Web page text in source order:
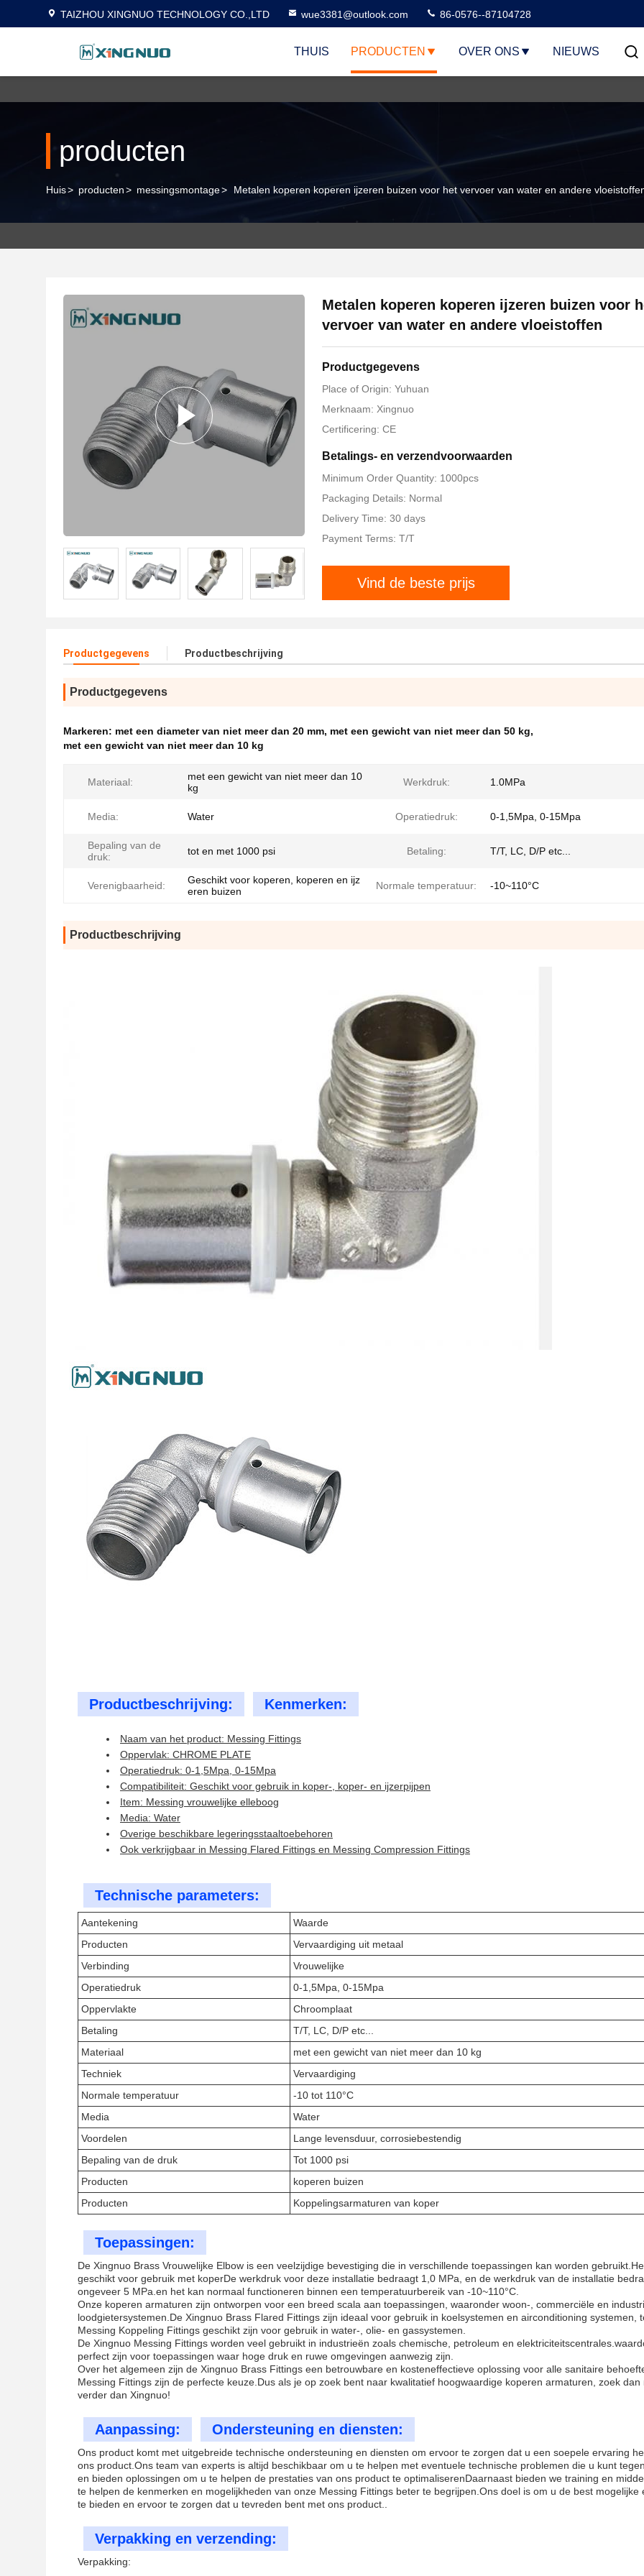
TAIZHOU XINGNUO TECHNOLOGY CO.,LTD wue3381@outlook.com 86-0576--87104728
THUIS PRODUCTEN OVER ONS NIEUWS
producten
Huis> producten> messingsmontage> Metalen koperen koperen ijzeren buizen voor het vervoer van water en andere
Metalen koperen koperen ijzeren buizen voor
vervoer van water en andere vloeistoffen
Productgegevens
Place of Origin: Yuhuan
Merknaam: Xingnuo
Certificering: CE
Betalings- en verzendvoorwaarden
Minimum Order Quantity: 1000pcs
Packaging Details: Normal
Delivery Time: 30 days
Payment Terms: T/T
Vind de beste prijs
Productgegevens Productbeschrijving
Productgegevens
Markeren: met een diameter van niet meer dan 20 mm, met een gewicht van niet meer dan 50 kg,
met een gewicht van niet meer dan 10 kg
Materiaal:
met een gewicht van niet meer dan 10
kg
Werkdruk: 1.0MPa
Media: Water Operatiedruk: 0-1,5Mpa, 0-15Mpa
Bepaling van de
druk:
tot en met 1000 psi Betaling: T/T, LC, D/P etc...
Verenigbaarheid:
Geschikt voor koperen, koperen en ijz
eren buizen
Normale temperatuur: -10~110°C
Productbeschrijving
Productbeschrijving: Kenmerken:
Naam van het product: Messing Fittings
Oppervlak: CHROME PLATE
Operatiedruk: 0-1,5Mpa, 0-15Mpa
Compatibiliteit: Geschikt voor gebruik in koper-, koper- en ijzerpijpen
Item: Messing vrouwelijke elleboog
Media: Water
Overige beschikbare legeringsstaaltoebehoren
Ook verkrijgbaar in Messing Flared Fittings en Messing Compression Fittings
Technische parameters:
Aantekening
Waarde
Producten
Vervaardiging uit metaal
Verbinding
Vrouwelijke
Operatiedruk
0-1,5Mpa, 0-15Mpa
Oppervlakte
Chroomplaat
Betaling
T/T, LC, D/P etc...
Materiaal
met een gewicht van niet meer dan 10 kg
Techniek
Vervaardiging
Normale temperatuur
-10 tot 110°C
Media
Water
Voordelen
Lange levensduur, corrosiebestendig
Bepaling van de druk
Tot 1000 psi
Producten
koperen buizen
Producten
Koppelingsarmaturen van koper
Toepassingen:
De Xingnuo Brass Vrouwelijke Elbow is een veelzijdige bevestiging die in verschillende toepassingen kan worden
geschikt voor gebruik met koperDe werkdruk voor deze installatie bedraagt 1,0 MPa, en de werkdruk van de installatie
ongeveer 5 MPa.en het kan normaal functioneren binnen een temperatuurbereik van -10~110°C.
Onze koperen armaturen zijn ontworpen voor een breed scala aan toepassingen, waaronder woon-, commerciële en
loodgietersystemen.De Xingnuo Brass Flared Fittings zijn ideaal voor gebruik in koelsystemen en airconditioning systemen,
Messing Koppeling Fittings geschikt zijn voor gebruik in water-, olie- en gassystemen.
De Xingnuo Messing Fittings worden veel gebruikt in industrieën zoals chemische, petroleum en
perfect zijn voor toepassingen waar hoge druk en ruwe omgevingen aanwezig zijn.
Over het algemeen zijn de Xingnuo Brass Fittings een betrouwbare en kosteneffectieve oplossing voor alle sanitaire
Messing Fittings zijn de perfecte keuze.Dus als je op zoek bent naar kwalitatief hoogwaardige koperen armaturen, zoek dan
verder dan Xingnuo!
Aanpassing: Ondersteuning en diensten:
Ons product komt met uitgebreide technische ondersteuning en diensten om ervoor te zorgen dat u een soepele ervaring
ons product.Ons team van experts is altijd beschikbaar om u te helpen met eventuele technische problemen die u kunt
en bieden oplossingen om u te helpen de prestaties van ons product te optimaliserenDaarnaast bieden we training en
te helpen de kenmerken en mogelijkheden van onze Messing Fittings beter te begrijpen.Ons doel is om u de best mogelijke
te bieden en ervoor te zorgen dat u tevreden bent met ons product..
Verpakking en verzending:
Verpakking: